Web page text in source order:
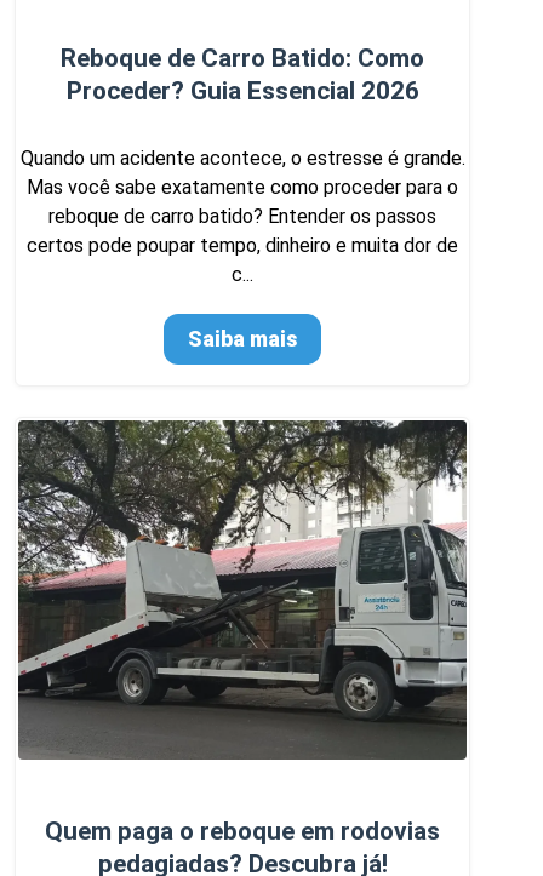
Reboque de Carro Batido: Como
Proceder? Guia Essencial 2026
Quando um acidente acontece, o estresse é grande.
Mas você sabe exatamente como proceder para o
reboque de carro batido? Entender os passos
certos pode poupar tempo, dinheiro e muita dor de
c...
Saiba mais
Quem paga o reboque em rodovias
pedagiadas? Descubra já!